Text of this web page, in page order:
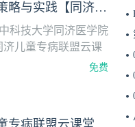
黄实：多维视角下的注意力缺陷多动障碍儿童护理策略与实践【同济儿童专病联盟云课堂第六季】
科技大学同济医学院
济儿童专病联盟云课
的注意力缺陷多动障
免费
程玉超：儿童重症医学科的仪器设备管理【同济儿童专病联盟云课堂第六季】